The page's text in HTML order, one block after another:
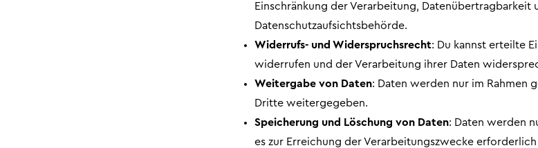
Einschränkung der Verarbeitung, Datenübertragbarkeit
Datenschutzaufsichtsbehörde.
Widerrufs- und Widerspruchsrecht: Du kannst erteilte
widerrufen und der Verarbeitung ihrer Daten
Weitergabe von Daten: Daten werden nur im Rahmen
Dritte weitergegeben.
Speicherung und Löschung von Daten: Daten werden
es zur Erreichung der Verarbeitungszwecke erforderlich